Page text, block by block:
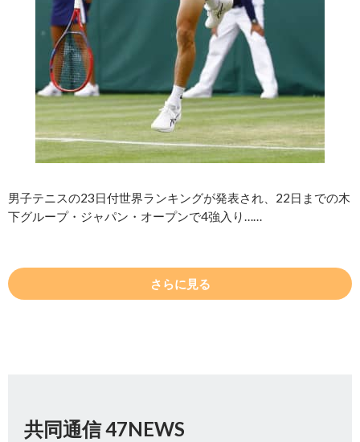
男子テニスの23日付世界ランキングが発表され、22日までの木
下グループ・ジャパン・オープンで4強入り……
さらに見る
共同通信 47NEWS